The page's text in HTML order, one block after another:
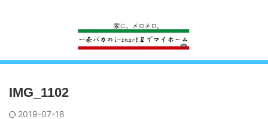
IMG_1102
2019-07-18